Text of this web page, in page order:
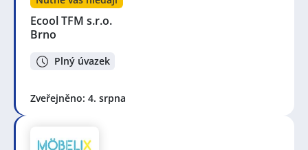
Ecool TFM s.r.o.
Brno
Plný úvazek
Zveřejněno: 4. srpna